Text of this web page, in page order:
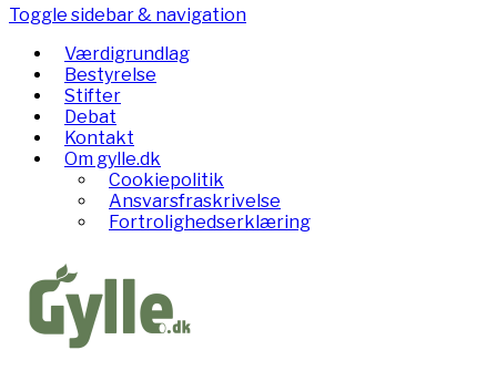
Toggle sidebar & navigation
Værdigrundlag
Bestyrelse
Stifter
Debat
Kontakt
Om gylle.dk
Cookiepolitik
Ansvarsfraskrivelse
Fortrolighedserklæring